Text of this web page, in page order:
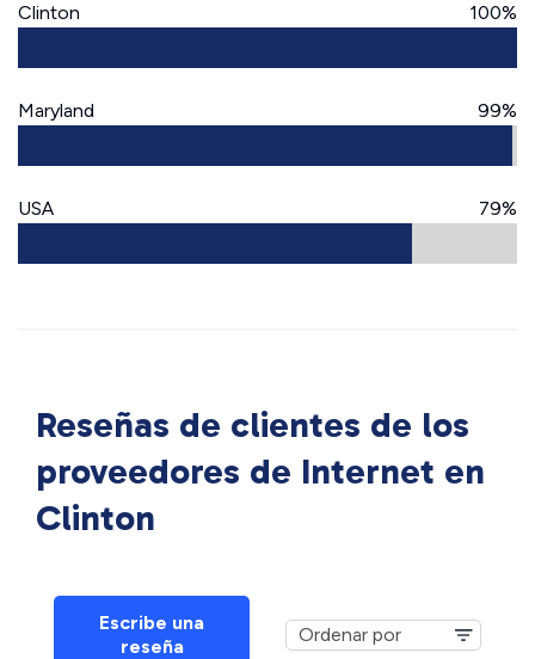
Clinton 100%
Maryland 99%
USA 79%
Reseñas de clientes de los
proveedores de Internet en
Clinton
Escribe una
reseña